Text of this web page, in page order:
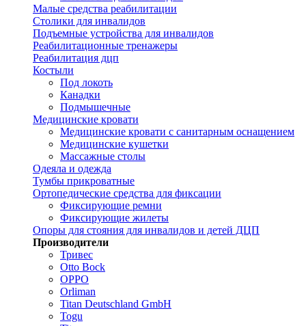
Малые средства реабилитации
Столики для инвалидов
Подъемные устройства для инвалидов
Реабилитационные тренажеры
Реабилитация дцп
Костыли
Под локоть
Канадки
Подмышечные
Медицинские кровати
Медицинские кровати с санитарным оснащением
Медицинские кушетки
Массажные столы
Одеяла и одежда
Тумбы прикроватные
Ортопедические средства для фиксации
Фиксирующие ремни
Фиксирующие жилеты
Опоры для стояния для инвалидов и детей ДЦП
Производители
Тривес
Otto Bock
OPPO
Orliman
Titan Deutschland GmbH
Togu